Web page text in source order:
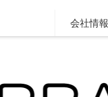
会社情報